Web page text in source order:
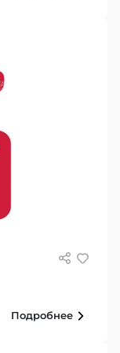
Подробнее